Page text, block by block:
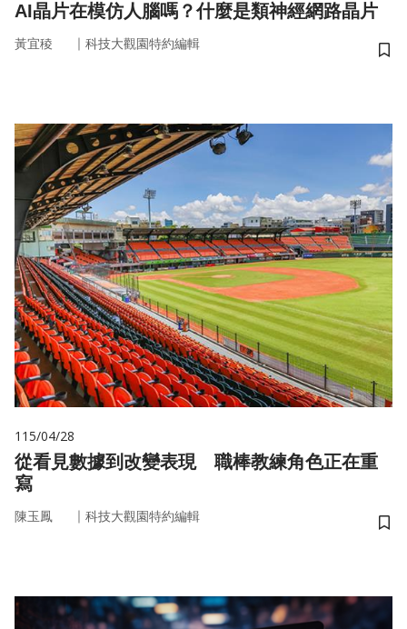
AI晶片在模仿人腦嗎？什麼是類神經網路晶片
黃宜稜 ｜ 科技大觀園特約編輯
儲
115/04/28
從看見數據到改變表現 職棒教練角色正在重
寫
陳玉鳳 ｜ 科技大觀園特約編輯
儲